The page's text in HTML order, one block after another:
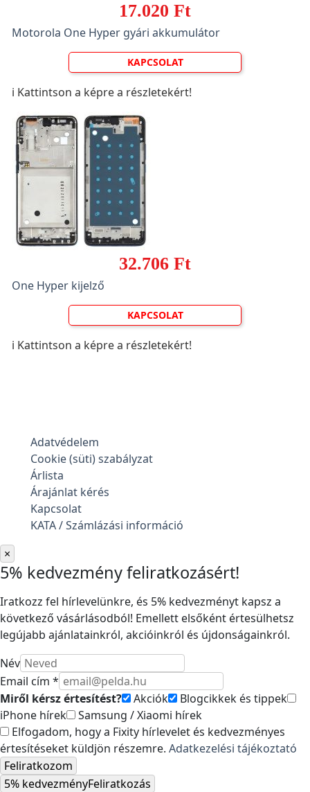
17.020 Ft
Motorola One Hyper gyári akkumulátor
KAPCSOLAT
ℹ️ Kattintson a képre a részletekért!
32.706 Ft
One Hyper kijelző
KAPCSOLAT
ℹ️ Kattintson a képre a részletekért!
Adatvédelem
Cookie (süti) szabályzat
Árlista
Árajánlat kérés
Kapcsolat
KATA / Számlázási információ
×
5% kedvezmény feliratkozásért!
Iratkozz fel hírlevelünkre, és 5% kedvezményt kapsz a
következő vásárlásodból! Emellett elsőként értesülhetsz
legújabb ajánlatainkról, akcióinkról és újdonságainkról.
Név
Email cím *
Miről kérsz értesítést?
Akciók
Blogcikkek és tippek
iPhone hírek
Samsung / Xiaomi hírek
Elfogadom, hogy a Fixity hírlevelet és kedvezményes
értesítéseket küldjön részemre. Adatkezelési tájékoztató
Feliratkozom
5% kedvezményFeliratkozás